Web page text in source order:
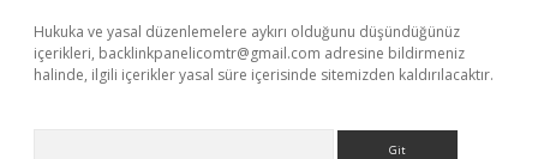
Hukuka ve yasal düzenlemelere aykırı olduğunu düşündüğünüz
içerikleri, backlinkpanelicomtr@gmail.com adresine bildirmeniz
halinde, ilgili içerikler yasal süre içerisinde sitemizden kaldırılacaktır.